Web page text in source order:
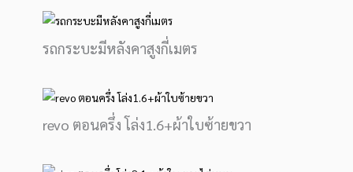
รถกระบะมีหลังคาสูงกี่เมตร
revo ตอนครึ่ง โล่ง1.6+ผ้าใบซ้ายขวา